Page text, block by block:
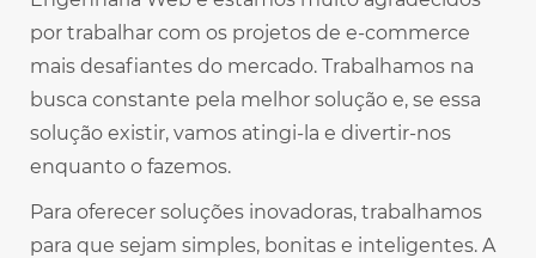
por trabalhar com os projetos de e-commerce
mais desafiantes do mercado. Trabalhamos na
busca constante pela melhor solução e, se essa
solução existir, vamos atingi-la e divertir-nos
enquanto o fazemos.
Para oferecer soluções inovadoras, trabalhamos
para que sejam simples, bonitas e inteligentes. A